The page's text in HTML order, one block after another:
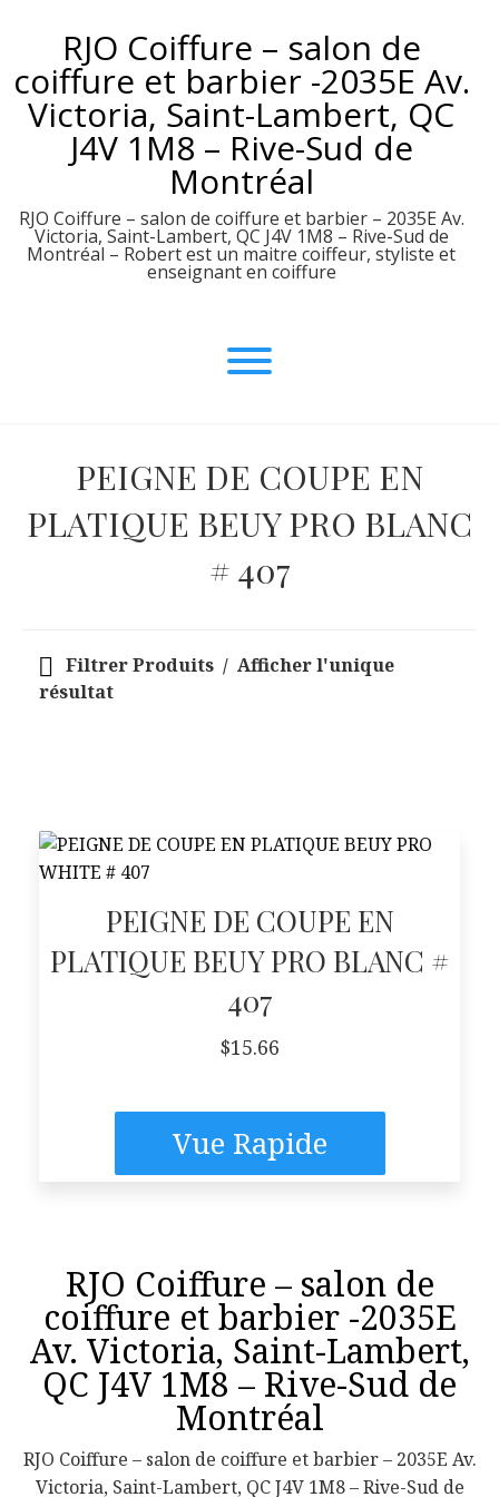
contenuRJO Coiffure – salon de
coiffure et barbier -2035E Av.
Victoria, Saint-Lambert, QC
J4V 1M8 – Rive-Sud de
Montréal
RJO Coiffure – salon de coiffure et barbier – 2035E Av.
Victoria, Saint-Lambert, QC J4V 1M8 – Rive-Sud de
Montréal – Robert est un maitre coiffeur, styliste et
enseignant en coiffure
PEIGNE DE COUPE EN
PLATIQUE BEUY PRO BLANC
# 407
Filtrer Produits
Afficher l'unique
résultat
PEIGNE DE COUPE EN
PLATIQUE BEUY PRO BLANC #
407
$15.66
Vue Rapide
RJO Coiffure – salon de
coiffure et barbier -2035E
Av. Victoria, Saint-Lambert,
QC J4V 1M8 – Rive-Sud de
Montréal
RJO Coiffure – salon de coiffure et barbier – 2035E Av.
Victoria, Saint-Lambert, QC J4V 1M8 – Rive-Sud de